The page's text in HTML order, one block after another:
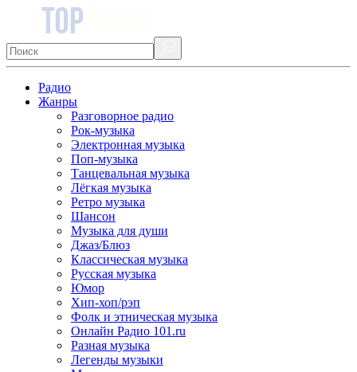
Радио
Жанры
Разговорное радио
Рок-музыка
Электронная музыка
Поп-музыка
Танцевальная музыка
Лёгкая музыка
Ретро музыка
Шансон
Музыка для души
Джаз/Блюз
Классическая музыка
Русская музыка
Юмор
Хип-хоп/рэп
Фолк и этническая музыка
Онлайн Радио 101.ru
Разная музыка
Легенды музыки